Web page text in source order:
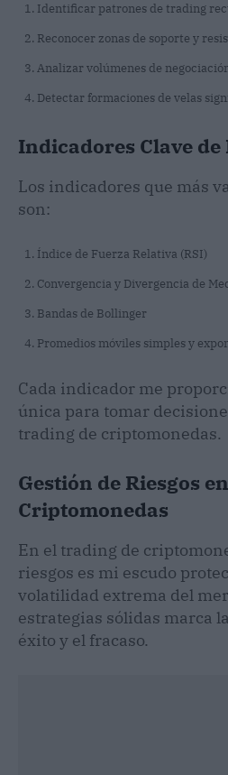
Identificar patrones de trading
Reconocer zonas de soporte y
Analizar volúmenes de
Detectar formaciones de velas
Indicadores Clave
Los indicadores que más
son:
Índice de Fuerza Relativa (RSI)
Convergencia y Divergencia de
Bandas de Bollinger
Promedios móviles simples y
Cada indicador me
única para tomar
trading de criptomonedas.
Gestión de Riesgos
Criptomonedas
En el trading de
riesgos es mi escudo
volatilidad extrema del
estrategias sólidas marca
éxito y el fracaso.